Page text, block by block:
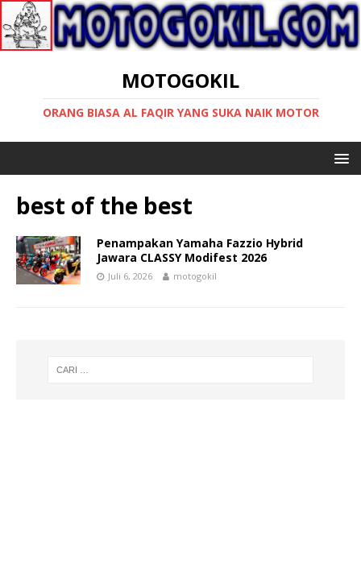
MOTOGOKIL
ORANG BIASA AL FAQIR YANG SUKA NAIK MOTOR
best of the best
Penampakan Yamaha Fazzio Hybrid
Jawara CLASSY Modifest 2026
Juli 6, 2026 motogokil